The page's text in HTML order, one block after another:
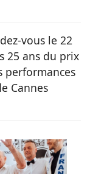
vous le 22
25 ans du prix
performances
Cannes